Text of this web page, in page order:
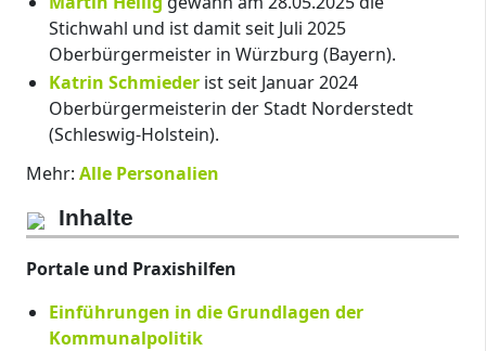
Stichwahl und ist damit seit Juli 2025
Oberbürgermeister in Würzburg (Bayern).
Katrin Schmiederist seit Januar 2024
Oberbürgermeisterin der Stadt Norderstedt
(Schleswig-Holstein).
Mehr: Alle Personalien
Inhalte
Portale und Praxishilfen
Einführungen in die Grundlagen der
Kommunalpolitik